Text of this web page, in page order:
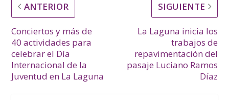
ANTERIOR
Conciertos y más de
40 actividades para
celebrar el Día
Internacional de la
Juventud en La Laguna
SIGUIENTE
La Laguna inicia los
trabajos de
repavimentación del
pasaje Luciano Ramos
Díaz